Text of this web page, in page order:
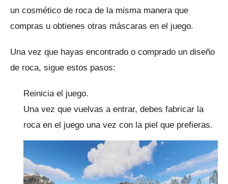
un cosmético de roca de la misma manera que
compras u obtienes otras máscaras en el juego.
Una vez que hayas encontrado o comprado un diseño
de roca, sigue estos pasos:
Reinicia el juego.
Una vez que vuelvas a entrar, debes fabricar la
roca en el juego una vez con la piel que prefieras.